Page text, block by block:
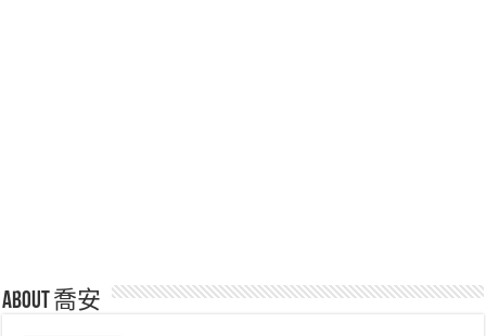
About 喬安